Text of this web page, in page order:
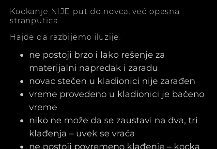
Kockanje NIJE put do novca, već opasna
stranputica.
Hajde da razbijemo iluzije:
ne postoji brzo i lako rešenje za
materijalni napredak i zaradu
novac stečen u kladionici nije zarađen
vreme provedeno u kladionici je bačeno
vreme
niko ne može da se zaustavi na dva, tri
klađenja – uvek se vraća
ne postoji povremeno klađenje – kocka